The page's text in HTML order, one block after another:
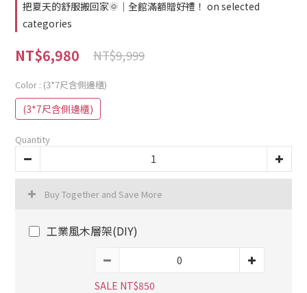
把夏天的舒服搬回家🌞｜全館滿額贈好禮！ on selected
categories
NT$6,980 NT$9,999
Color : (3*7尺含側邊櫃)
(3*7尺含側邊櫃)
Quantity
Buy Together and Save More
工業風木層架(DIY)
SALE NT$850